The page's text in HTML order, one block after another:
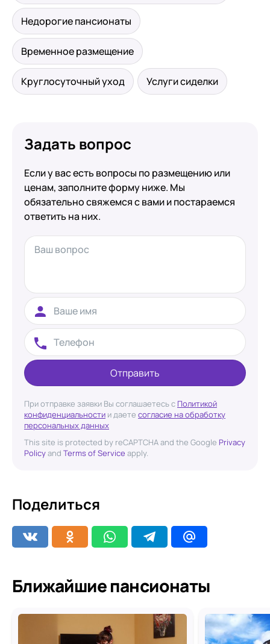
Недорогие пансионаты
Временное размещение
Круглосуточный уход Услуги сиделки
Задать вопрос
Если у вас есть вопросы по размещению или
ценам, заполните форму ниже. Мы
обязательно свяжемся с вами и постараемся
ответить на них.
Отправить
При отправке заявки Вы соглашаетесь с Политикой
конфиденциальности и даете согласие на обработку
персональных данных
This site is protected by reCAPTCHA and the Google Privacy
Policyand Terms of Service apply.
Поделиться
Ближайшие пансионаты